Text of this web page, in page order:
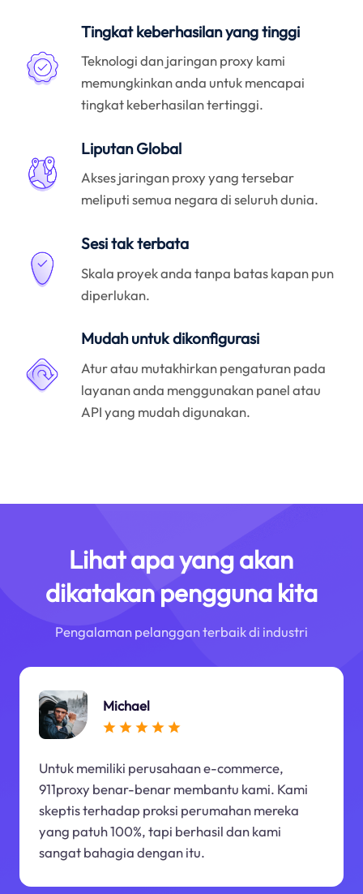
Tingkat keberhasilan yang tinggi
Teknologi dan jaringan proxy kami
memungkinkan anda untuk mencapai
tingkat keberhasilan tertinggi.
Liputan Global
Akses jaringan proxy yang tersebar
meliputi semua negara di seluruh dunia.
Sesi tak terbata
Skala proyek anda tanpa batas kapan pun
diperlukan.
Mudah untuk dikonfigurasi
Atur atau mutakhirkan pengaturan pada
layanan anda menggunakan panel atau
API yang mudah digunakan.
Lihat apa yang akan
dikatakan pengguna kita
Pengalaman pelanggan terbaik di industri
Michael
Untuk memiliki perusahaan e-commerce,
911proxy benar-benar membantu kami. Kami
skeptis terhadap proksi perumahan mereka
yang patuh 100%, tapi berhasil dan kami
sangat bahagia dengan itu.